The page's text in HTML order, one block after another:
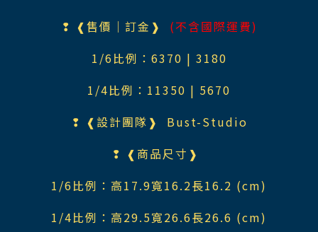
❢ ❰售價｜訂金❱ (不含國際運費)
1/6比例：6370 | 3180
1/4比例：11350 | 5670
❢ ❰設計團隊❱ Bust-Studio
❢ ❰商品尺寸❱
1/6比例：高17.9寬16.2長16.2 (cm)
1/4比例：高29.5寬26.6長26.6 (cm)